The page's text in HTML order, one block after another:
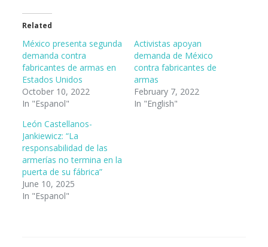
Related
México presenta segunda
demanda contra
fabricantes de armas en
Estados Unidos
October 10, 2022
In "Espanol"
Activistas apoyan
demanda de México
contra fabricantes de
armas
February 7, 2022
In "English"
León Castellanos-
Jankiewicz: “La
responsabilidad de las
armerías no termina en la
puerta de su fábrica”
June 10, 2025
In "Espanol"